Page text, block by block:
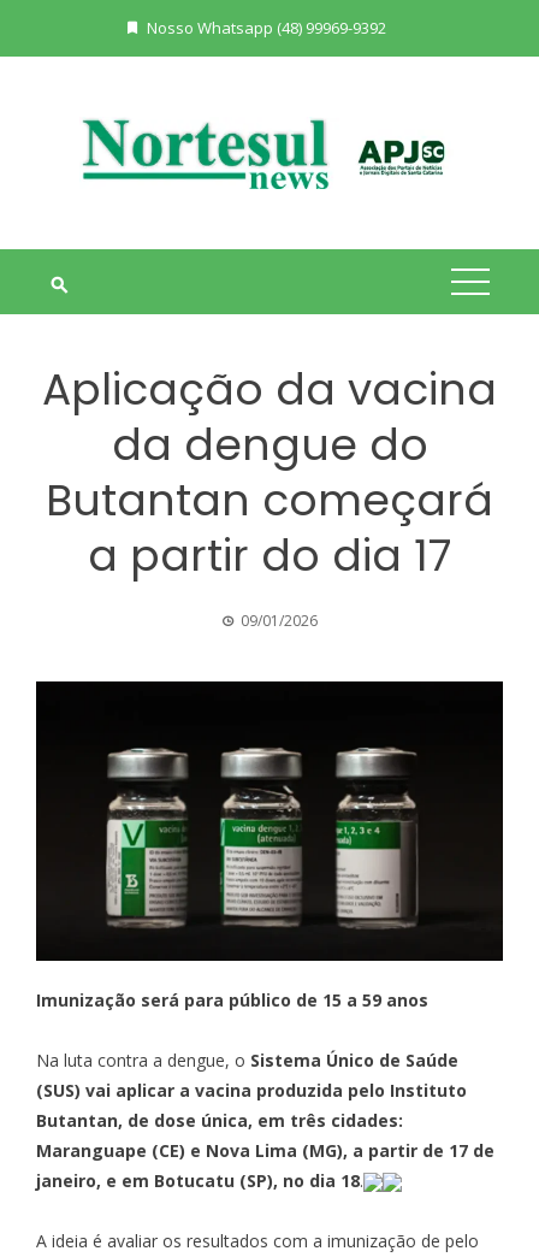
Nosso Whatsapp (48) 99969-9392
Aplicação da vacina
da dengue do
Butantan começará
a partir do dia 17
09/01/2026
Imunização será para público de 15 a 59 anos
Na luta contra a dengue, o Sistema Único de Saúde
(SUS) vai aplicar a vacina produzida pelo Instituto
Butantan, de dose única, em três cidades:
Maranguape (CE) e Nova Lima (MG), a partir de 17 de
janeiro, e em Botucatu (SP), no dia 18.
A ideia é avaliar os resultados com a imunização de pelo